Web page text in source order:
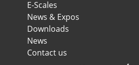
E-Scales
News & Expos
Downloads
News
Contact us